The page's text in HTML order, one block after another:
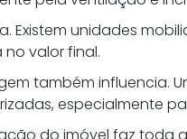
Existem unidades
valor final.
também influencia.
especialmente
do imóvel faz toda